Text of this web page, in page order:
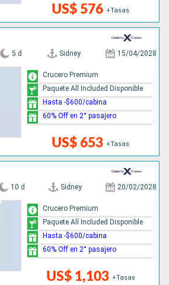
US$ 576 +Tasas
5 d Sidney 15/04/2028
US$ 653 +Tasas
Crucero Premium
Paquete All Included Disponible
Hasta -$600/cabina
60% Off en 2° pasajero
10 d Sidney 20/02/2028
US$ 1,103 +Tasas
Crucero Premium
Paquete All Included Disponible
Hasta -$600/cabina
60% Off en 2° pasajero